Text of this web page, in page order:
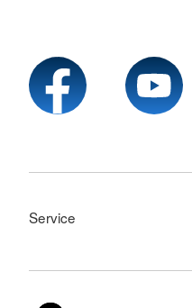
Service
Sprache wechseln zu